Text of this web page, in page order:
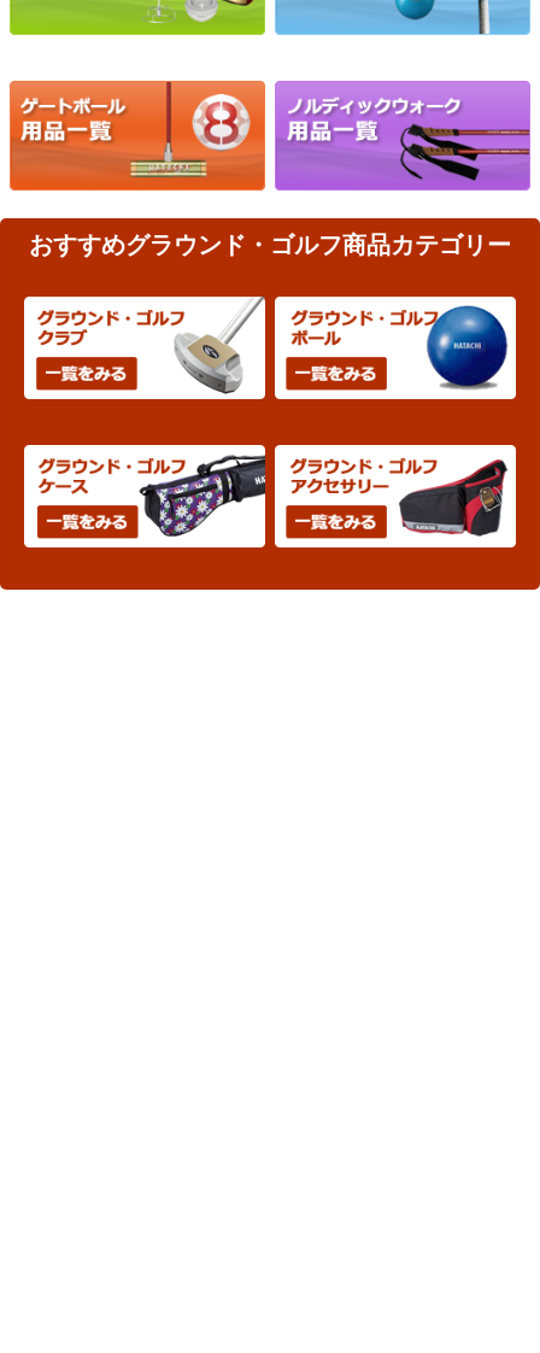
おすすめグラウンド・ゴルフ商品カテゴリー